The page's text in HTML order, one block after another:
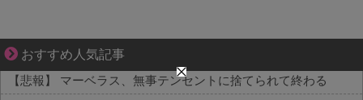
おすすめ人気記事
夫婦なのに、心が一番遠かった日々
【悲報】 マーベラス、無事テンセントに捨てられて終わる